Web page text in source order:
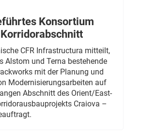
Konsortium
CFR Infrastructura mitteilt,
Alstom und Terna bestehende
mit der Planung und
Modernisierungsarbeiten auf
Abschnitt des Orient/East-
Craiova –